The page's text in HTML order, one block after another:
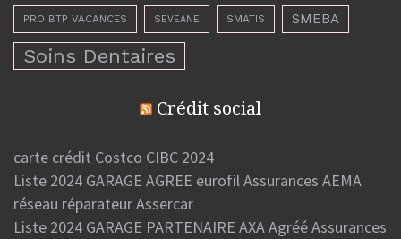
PRO BTP VACANCES SEVEANE SMATIS SMEBA
Soins Dentaires
Crédit social
carte crédit Costco CIBC 2024
Liste 2024 GARAGE AGREE eurofil Assurances AEMA
réseau réparateur Assercar
Liste 2024 GARAGE PARTENAIRE AXA Agréé Assurances